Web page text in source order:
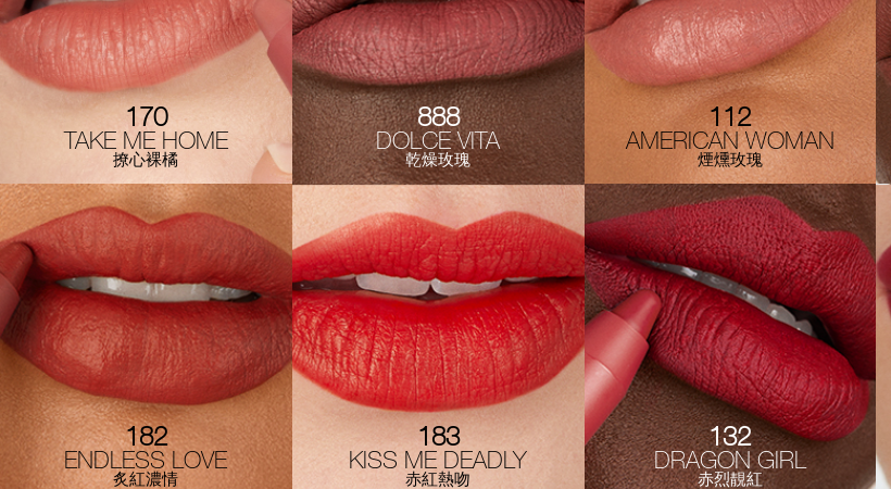
170
TAKE ME HOME
撩心裸橘
888
DOLCE VITA
乾燥玫瑰
112
AMERICAN WOMAN
煙燻玫瑰
182
ENDLESS LOVE
炙紅濃情
183
KISS ME DEADLY
赤紅熱吻
132
DRAGON GIRL
赤烈靚紅